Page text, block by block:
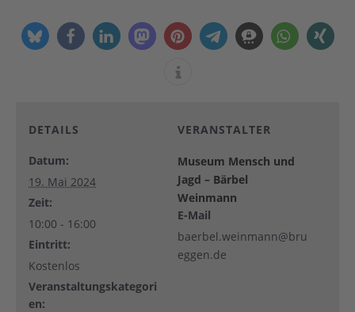
DETAILS
Datum:
19. Mai 2024
Zeit:
10:00 - 16:00
Eintritt:
Kostenlos
Veranstaltungskategori
en:
VERANSTALTER
Museum Mensch und
Jagd – Bärbel
Weinmann
E-Mail
baerbel.weinmann@bru
eggen.de